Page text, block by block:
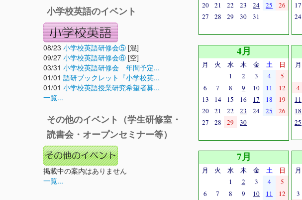
小学校英語のイベント
08/23 小学校英語研修会⑤ [混]
09/27 小学校英語研修会⑥ [空]
03/31 小学校英語研修会 年間予定...
01/01 語研ブックレット『小学校英...
01/01 小学校英語授業研究希望者募...
一覧...
その他のイベント（学生研修室・
読書会・オープンセミナー等）
掲載中の案内はありません
一覧...
20
21 22 23 24 25
26
27
28 29 30 31
17
24
4月
月 火 水 木 金 土
日
1
2 3 4
5
6
7 8 9 10 11
12
13
14 15 16 17 18
19
20
21 22 23 24 25
26
27
28 29 30
月
4
11
18
25
7月
月 火 水 木 金 土
日
1
2 3 4
5
6
7 8 9 10 11
12
月
3